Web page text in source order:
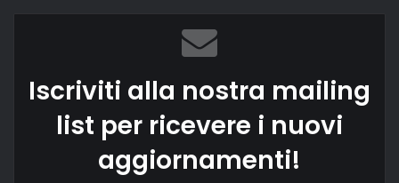
Iscriviti alla nostra mailing
list per ricevere i nuovi
aggiornamenti!